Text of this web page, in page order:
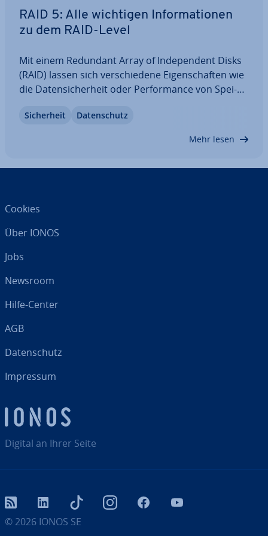
RAID 5: Alle wichtigen In­for­ma­tio­nen
zu dem RAID-Level
Mit einem Redundant Array of In­de­pen­dent Disks
(RAID) lassen sich ver­schie­de­ne Ei­gen­schaf­ten wie
die Da­ten­si­cher­heit oder Per­for­mance von Spei­
Verbund konkret hat, hängt von dem gewählten
Si­cher­heit Da­ten­schutz
Mehr lesen
Digital an Ihrer Seite
Cookies
Über IONOS
Jobs
Newsroom
Hilfe-Center
AGB
Da­ten­schutz
Impressum
© 2026 IONOS SE
RSS LinkedIn tiktok InstagramFacebook